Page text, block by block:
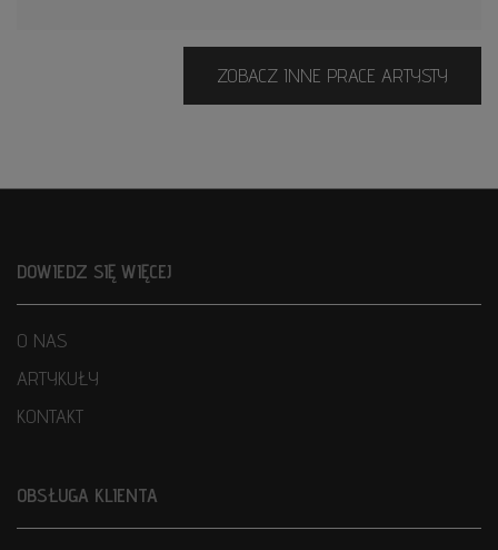
ZOBACZ INNE PRACE ARTYSTY
DOWIEDZ SIĘ WIĘCEJ
O NAS
ARTYKUŁY
KONTAKT
OBSŁUGA KLIENTA